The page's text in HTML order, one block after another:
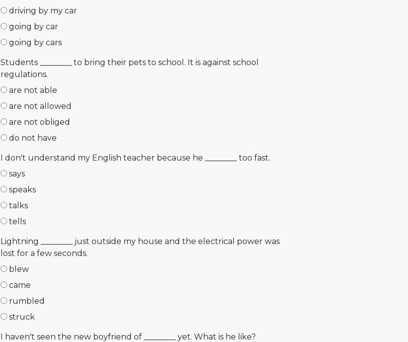
driving by my car
going by car
going by cars
Students ________ to bring their pets to school. It is against school
regulations.
are not able
are not allowed
are not obliged
do not have
I don't understand my English teacher because he ________ too fast.
says
speaks
talks
tells
Lightning ________ just outside my house and the electrical power was
lost for a few seconds.
blew
came
rumbled
struck
I haven't seen the new boyfriend of ________ yet. What is he like?